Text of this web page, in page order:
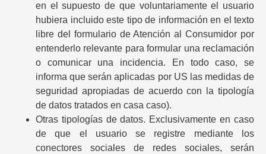
en el supuesto de que voluntariamente el usuario
hubiera incluido este tipo de información en el texto
libre del formulario de Atención al Consumidor por
entenderlo relevante para formular una reclamación
o comunicar una incidencia. En todo caso, se
informa que serán aplicadas por US las medidas de
seguridad apropiadas de acuerdo con la tipología
de datos tratados en casa caso).
Otras tipologías de datos. Exclusivamente en caso
de que el usuario se registre mediante los
conectores sociales de redes sociales, serán